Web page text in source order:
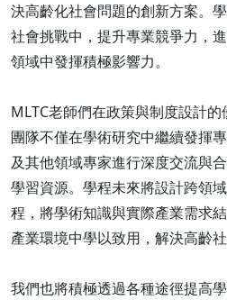
決高齡化社會問題的創新方案。
社會挑戰中，提升專業競爭力，
領域中發揮積極影響力。
MLTC老師們在政策與制度設計
團隊不僅在學術研究中繼續發揮
及其他領域專家進行深度交流與
學習資源。學程未來將設計跨領
程，將學術知識與實際產業需求
產業環境中學以致用，解決高齡社
我們也將積極透過各種途徑提高